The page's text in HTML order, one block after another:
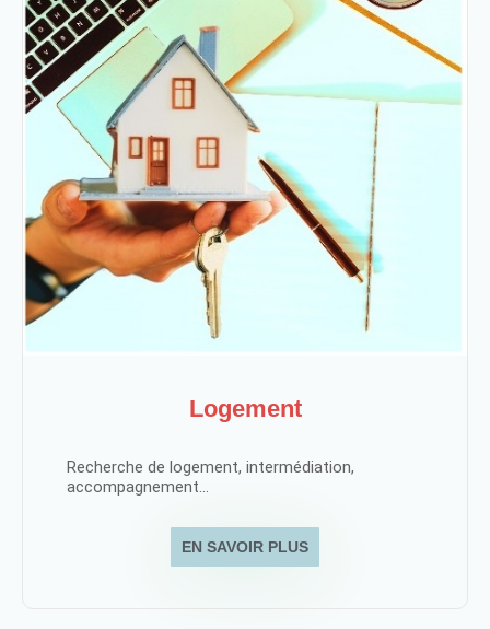
Logement
Recherche de logement, intermédiation,
accompagnement...
EN SAVOIR PLUS